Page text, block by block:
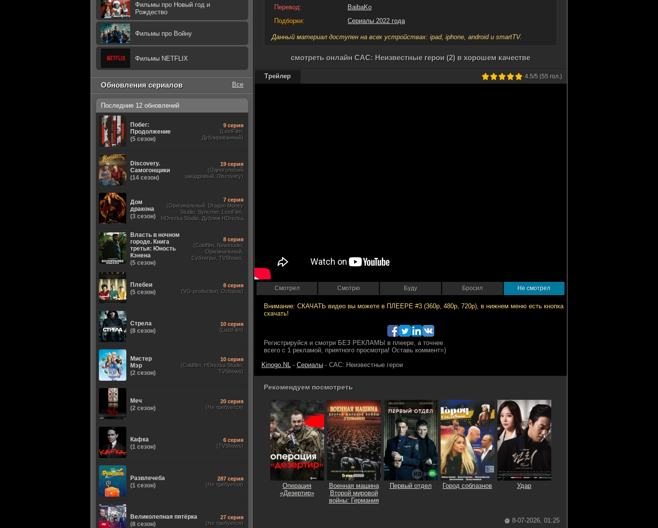
Перевод:
BaibaKo
Подборки:
Сериалы 2022 года
Данный материал доступен на всех устройствах: ipad, iphone, android и smartTV.
смотреть онлайн САС: Неизвестные герои (2) в хорошем качестве
4.5/5 (55 гол.)
Трейлер
Смотрел Смотрю Буду Бросил Не смотрел
Kinogo.NL - Сериалы - САС: Неизвестные герои
Рекомендуем посмотреть
Операция
«Дезертир»
Военная машина
Второй мировой
войны: Германия
Первый отдел Город соблазнов Удар
8-07-2026, 01:25
Фильмы про Новый год и
Рождество
Фильмы про Войну
Фильмы NETFLIX
Обновления сериалов Все
Последние 12 обновлений
Побег:
Продолжение
(5 сезон)
9 серия
(LostFilm,
Дублированный)
Discovery.
Самогонщики
(14 сезон)
19 серия
(Одноголосый
закадровый, Discovery)
Дом
дракона
(3 сезон)
7 серия
(Оригинальный, Dragon Money
Studio, Syncmer, LostFilm,
HDrezka Studio, Дубляж HDrezka
Власть в ночном
городе. Книга
третья: Юность
Кэнена
(5 сезон)
8 серия
(Coldfilm, Newstudio,
Оригинальный,
Субтитры, TVShows,
Плебеи
(5 сезон)
8 серия
(VO-production, Octopus)
Стрела
(8 сезон)
10 серия
(LostFilm)
Мистер
Мэр
(2 сезон)
10 серия
(Coldfilm, HDrezka Studio,
TVShows)
Меч
(2 сезон)
20 серия
(Не требуется)
Кафка
(1 сезон)
6 серия
(TVShows)
Развлечеба
(1 сезон)
287 серия
(Не требуется)
Великолепная пятёрка
(8 сезон)
27 серия
(Не требуется)